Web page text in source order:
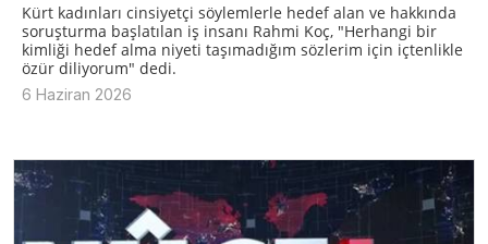
Kürt kadınları cinsiyetçi söylemlerle hedef alan ve hakkında
soruşturma başlatılan iş insanı Rahmi Koç, "Herhangi bir
kimliği hedef alma niyeti taşımadığım sözlerim için içtenlikle
özür diliyorum" dedi.
6 Haziran 2026